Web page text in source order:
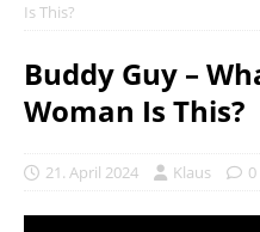
Is This?
Buddy Guy –
Woman Is This?
21. April 2024 Klaus 0